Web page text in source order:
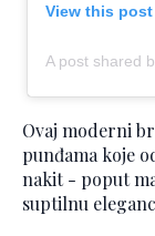
View this
A post shared
Ovaj moderni
punđama koje
nakit - poput
suptilnu